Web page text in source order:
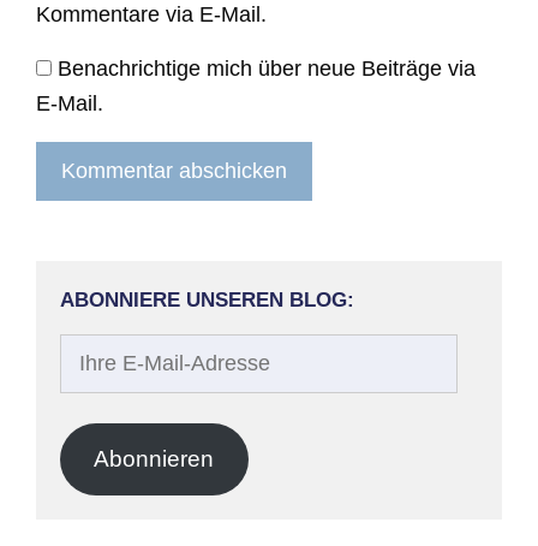
Kommentare via E-Mail.
Benachrichtige mich über neue Beiträge via
E-Mail.
ABONNIERE UNSEREN BLOG:
Adresse
Abonnieren